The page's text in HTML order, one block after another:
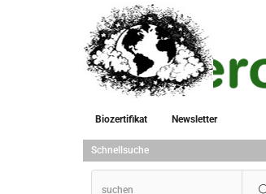
Biozertifikat Newsletter
Schnellsuche